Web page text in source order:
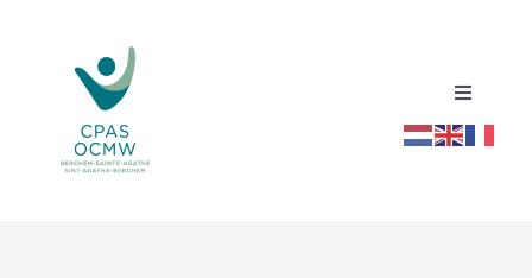
contenu
Toggle
Accueil